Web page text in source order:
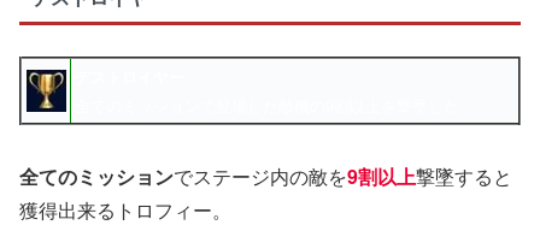
全てのミッションでステージ内の敵を9割以上撃墜すると
獲得出来るトロフィー。